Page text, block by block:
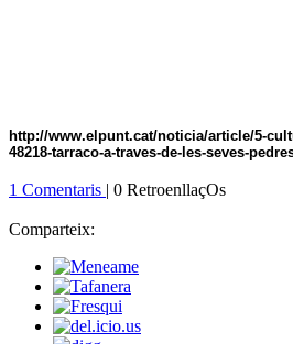
http://www.elpunt.cat/noticia/article/5-
48218-tarraco-a-traves-de-les-seves-
1 Comentaris | 0 RetroenllaçOs
Comparteix: